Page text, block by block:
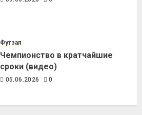
Футзал
Чемпионство в кратчайшие
сроки (видео)
05.06.2026 0